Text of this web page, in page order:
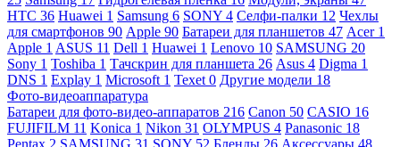
HTC 36 Huawei 1 Samsung 6 SONY 4 Селфи-палки 12 Чехлы
для смартфонов 90 Apple 90 Батареи для планшетов 47 Acer 1
Apple 1 ASUS 11 Dell 1 Huawei 1 Lenovo 10 SAMSUNG 20
Sony 1 Toshiba 1 Тачскрин для планшета 26 Asus 4 Digma 1
DNS 1 Explay 1 Microsoft 1 Texet 0 Другие модели 18
Фото-видеоаппаратура
Батареи для фото-видео-аппаратов 216 Canon 50 CASIO 16
FUJIFILM 11 Konica 1 Nikon 31 OLYMPUS 4 Panasonic 18
Pentax 2 SAMSUNG 31 SONY 52 Бленды 26 Аксессуары 48